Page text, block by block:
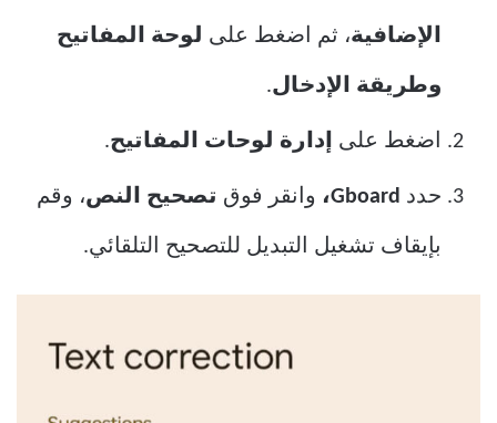
الإضافية، ثم اضغط على لوحة المفاتيح
وطريقة الإدخال.
اضغط على إدارة لوحات المفاتيح.
حدد Gboard، وانقر فوق تصحيح النص، وقم
بإيقاف تشغيل التبديل للتصحيح التلقائي.